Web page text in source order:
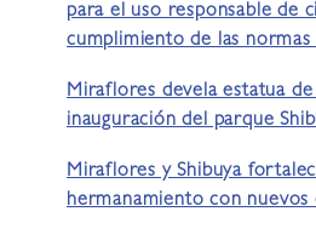
para el uso responsable de
cumplimiento de las
Miraflores devela estatua
inauguración del parque
Miraflores y Shibuya
hermanamiento con nuevos